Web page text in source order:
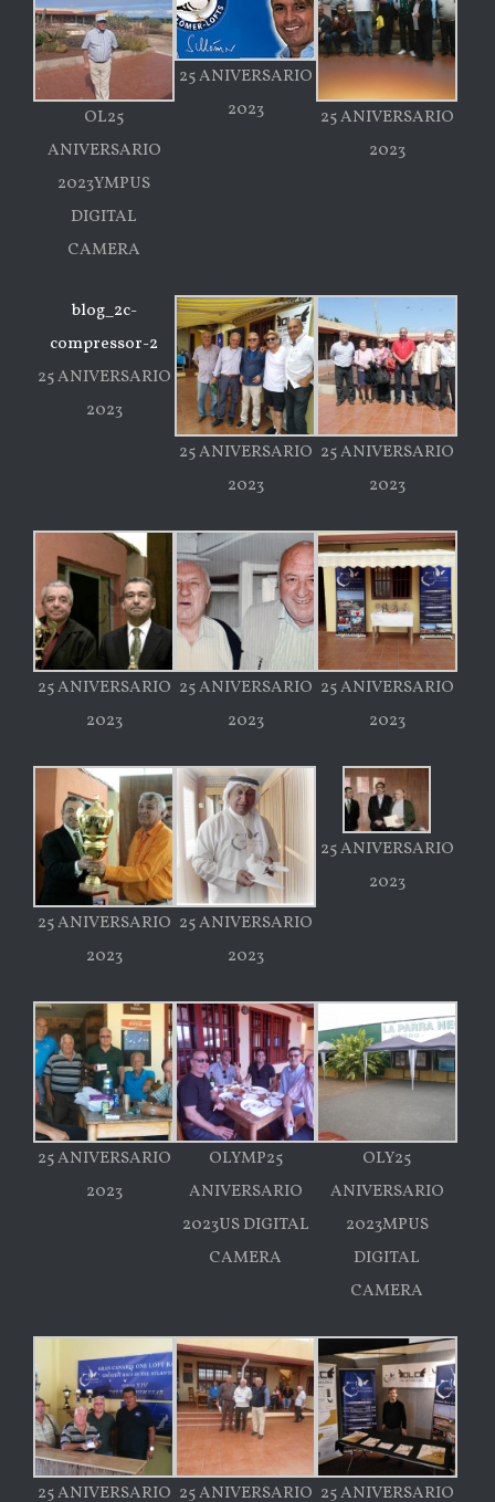
OL25
ANIVERSARIO
2023YMPUS
DIGITAL
CAMERA
25 ANIVERSARIO
2023
25 ANIVERSARIO
2023
blog_2c-
compressor-2
25 ANIVERSARIO
2023
25 ANIVERSARIO
2023
25 ANIVERSARIO
2023
25 ANIVERSARIO
2023
25 ANIVERSARIO
2023
25 ANIVERSARIO
2023
25 ANIVERSARIO
2023
25 ANIVERSARIO
2023
25 ANIVERSARIO
2023
25 ANIVERSARIO
2023
OLYMP25
ANIVERSARIO
2023US DIGITAL
CAMERA
OLY25
ANIVERSARIO
2023MPUS
DIGITAL
CAMERA
25 ANIVERSARIO 25 ANIVERSARIO 25 ANIVERSARIO